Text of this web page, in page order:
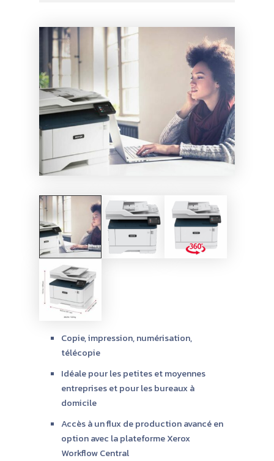
Copie, impression, numérisation,
télécopie
Idéale pour les petites et moyennes
entreprises et pour les bureaux à
domicile
Accès à un flux de production avancé en
option avec la plateforme Xerox
Workflow Central